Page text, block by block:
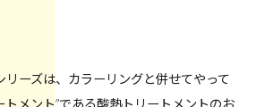
リーズは、カラーリングと併せてやって